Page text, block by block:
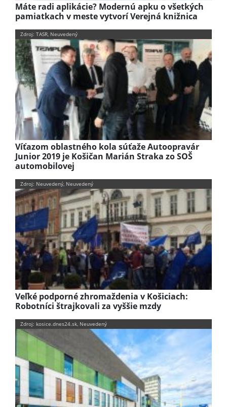
Máte radi aplikácie? Modernú apku o všetkých
pamiatkach v meste vytvorí Verejná knižnica
Zdroj: TASR, Neuvedený
Víťazom oblastného kola súťaže Autoopravár
Junior 2019 je Košičan Marián Straka zo SOŠ
automobilovej
Zdroj: Neuvedený, Neuvedený
Veľké podporné zhromaždenia v Košiciach:
Robotníci štrajkovali za vyššie mzdy
Zdroj: kosice.dnes24.sk, Neuvedený